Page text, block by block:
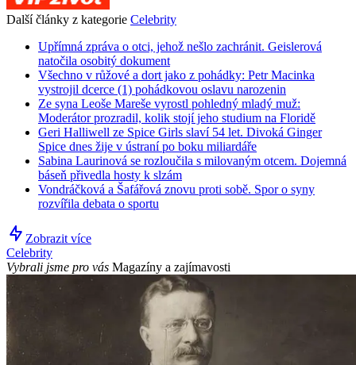
Další články z kategorie Celebrity
Upřímná zpráva o otci, jehož nešlo zachránit. Geislerová
natočila osobitý dokument
Všechno v růžové a dort jako z pohádky: Petr Macinka
vystrojil dcerce (1) pohádkovou oslavu narozenin
Ze syna Leoše Mareše vyrostl pohledný mladý muž:
Moderátor prozradil, kolik stojí jeho studium na Floridě
Geri Halliwell ze Spice Girls slaví 54 let. Divoká Ginger
Spice dnes žije v ústraní po boku miliardáře
Sabina Laurinová se rozloučila s milovaným otcem. Dojemná
báseň přivedla hosty k slzám
Vondráčková a Šafářová znovu proti sobě. Spor o syny
rozvířila debata o sportu
Zobrazit více
Celebrity
Vybrali jsme pro vás Magazíny a zajímavosti